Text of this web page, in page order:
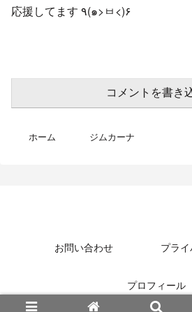
応援してます ٩(๑>ㅂ<)۶
コメントを書き
ホーム ジムカーナ
お問い合わせ
プラ
プロフィール
© 2022